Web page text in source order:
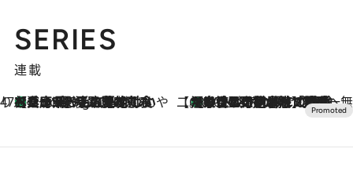
SERIES
連載
47都道府県の手みやげ ひんやりスイーツで夏を満喫
1 Hour Ago
【兵庫県】この夏絶対食べたい 冷やしておいしいおやつ3選 淡路島の恵みをジェラートに集約 【CREA×星野リゾート】唯一無二。癒しと発見が待つ場所へ
2026.8.7
【トンボの足水浴】ヒノキの香りに包まれて涼感マックス！約13℃の湧水かけ流しを避暑地「星野温泉 トンボの湯」で体験